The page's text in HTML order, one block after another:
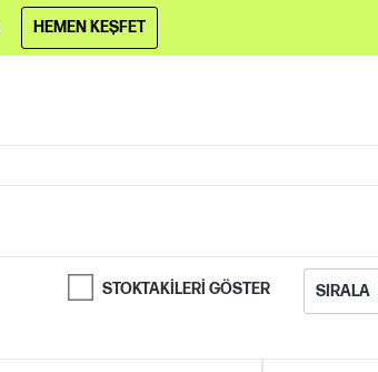
HEMEN KEŞFET
STOKTAKILERI GÖSTER SIRALA